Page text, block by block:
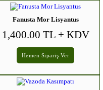
Fanusta Mor Lisyantus
1,400.00 TL + KDV
Hemen Sipariş Ver